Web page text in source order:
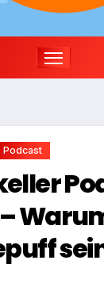
Podcast